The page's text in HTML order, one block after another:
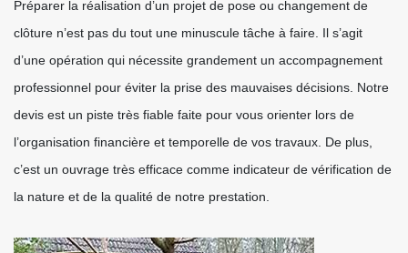
Préparer la réalisation d’un projet de pose ou changement de
clôture n’est pas du tout une minuscule tâche à faire. Il s’agit
d’une opération qui nécessite grandement un accompagnement
professionnel pour éviter la prise des mauvaises décisions. Notre
devis est un piste très fiable faite pour vous orienter lors de
l’organisation financière et temporelle de vos travaux. De plus,
c’est un ouvrage très efficace comme indicateur de vérification de
la nature et de la qualité de notre prestation.